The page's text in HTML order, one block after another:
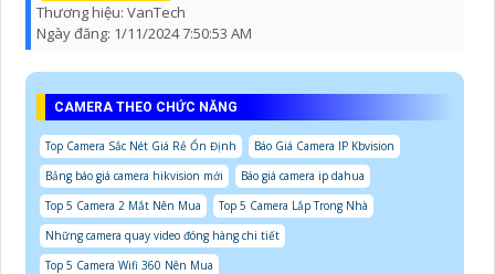
Thương hiệu: VanTech
Ngày đăng: 1/11/2024 7:50:53 AM
CAMERA THEO CHỨC NĂNG
Top Camera Sắc Nét Giá Rẻ Ổn Định
Báo Giá Camera IP Kbvision
Bảng báo giá camera hikvision mới
Báo giá camera ip dahua
Top 5 Camera 2 Mắt Nên Mua
Top 5 Camera Lắp Trong Nhà
Những camera quay video đóng hàng chi tiết
Top 5 Camera Wifi 360 Nên Mua